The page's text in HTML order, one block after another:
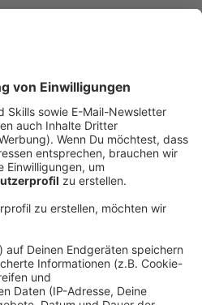
eingezogenen
Martens ist gespannt,
SPD-Sicht verhandelt